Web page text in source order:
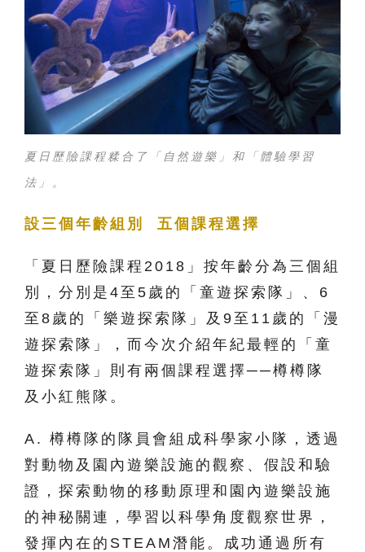
夏日歷險課程糅合了「自然遊樂」和「體驗學習
法」。
設三個年齡組別 五個課程選擇
「夏日歷險課程2018」按年齡分為三個組
別，分別是4至5歲的「童遊探索隊」、6
至8歲的「樂遊探索隊」及9至11歲的「漫
遊探索隊」，而今次介紹年紀最輕的「童
遊探索隊」則有兩個課程選擇──樽樽隊
及小紅熊隊。
A. 樽樽隊的隊員會組成科學家小隊，透過
對動物及園內遊樂設施的觀察、假設和驗
證，探索動物的移動原理和園內遊樂設施
的神秘關連，學習以科學角度觀察世界，
發揮內在的STEAM潛能。成功通過所有